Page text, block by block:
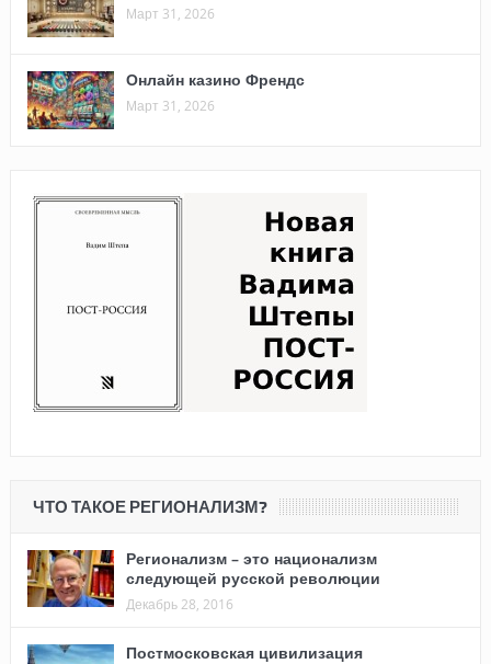
Март 31, 2026
Онлайн казино Френдс
Март 31, 2026
ЧТО ТАКОЕ РЕГИОНАЛИЗМ?
Регионализм – это национализм
следующей русской революции
Декабрь 28, 2016
Постмосковская цивилизация